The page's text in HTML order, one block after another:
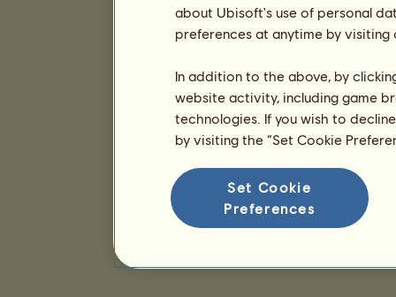
about Ubisoft's use of personal
preferences at anytime by
In addition to the above, by
website activity, including game
technologies. If you wish to
by visiting the “Set Cookie
Set Cookie
Preferences